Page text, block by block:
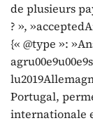
de plusieurs
? »,
{« @type »:
Portugal,
internationale